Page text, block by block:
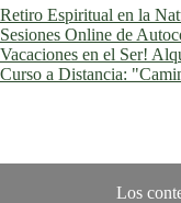
Retiro Espiritual en la
Sesiones Online de
Vacaciones en el Ser!
Curso a Distancia:
Los